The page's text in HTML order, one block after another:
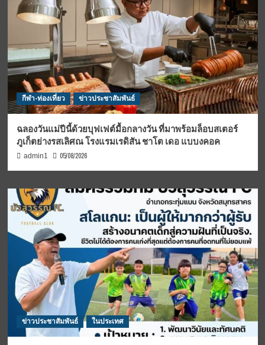
กีฬา-ท่องเที่ยว ข่าวประชาสัมพันธ์
ฉลองวันแม่ปีนี้ด้วยบุฟเฟต์มื้อกลางวัน ที่มาพร้อมล็อบสเตอร์
ภูเก็ตย่างรสเลิศณ โรงแรมเรดิสัน ชาโต เดอ แบบงคอค
admin1 05/08/2026
ข่าวประชาสัมพันธ์ ในประเทศ